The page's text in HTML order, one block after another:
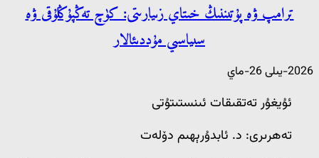
ترامپ ۋە پۇتىننىڭ خىتاي زىيارىتى: كۈچ تەڭپۇڭلۇقى ۋە
سىياسىي مۇددىئالار
2026-يىلى 26-ماي
ئۇيغۇر تەتقىقات ئىنستىتۇتى
تەھرىرى: د. ئابدۇرېھىم دۆلەت